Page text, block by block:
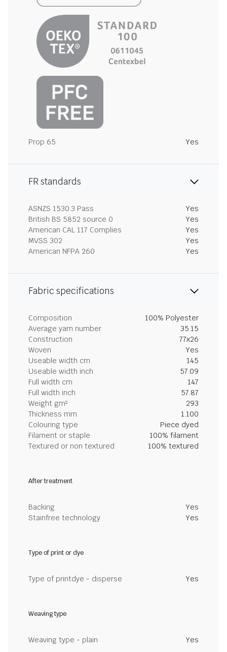
Prop 65 Yes
FR standards
ASNZS 1530.3 Pass
Yes
British BS 5852 source 0
Yes
American CAL 117 Complies
Yes
MVSS 302
Yes
American NFPA 260
Yes
Fabric specifications
Composition
100% Polyester
Average yarn number
35.15
Construction
77x26
Woven
Yes
Useable width cm
145
Useable width inch
57.09
Full width cm
147
Full width inch
57.87
Weight gm²
293
Thickness mm
1.100
Colouring type
Piece dyed
Filament or staple
100% filament
Textured or non textured
100% textured
After treatment
Backing
Yes
Stainfree technology
Yes
Type of print or dye
Type of printdye - disperse Yes
Weaving type
Weaving type - plain Yes